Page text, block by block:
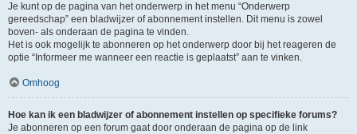
Je kunt op de pagina van het onderwerp in het menu “Onderwerp
gereedschap” een bladwijzer of abonnement instellen. Dit menu is zowel
boven- als onderaan de pagina te vinden.
Het is ook mogelijk te abonneren op het onderwerp door bij het reageren de
optie “Informeer me wanneer een reactie is geplaatst” aan te vinken.
Omhoog
Hoe kan ik een bladwijzer of abonnement instellen op specifieke forums?
Je abonneren op een forum gaat door onderaan de pagina op de link